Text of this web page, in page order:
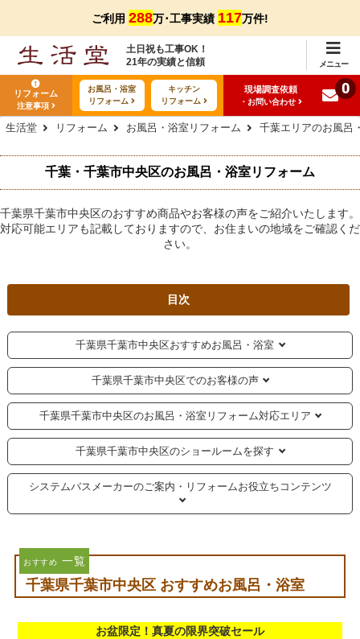
ご利用 288万･工事実績 117万件!
土日祝も工事OK！
21年の実績と信頼
メニュー
リフォーム
注意事項
お風呂・浴室
リフォーム
キッチン
リフォーム
現場調査依頼
・お問い合わせ
0
生活堂 リフォーム お風呂・浴室リフォーム 千葉エリアのお風呂
千葉・千葉市中央区のお風呂・浴室リフォーム
千葉県千葉市中央区のおすすめ商品やお客様の声をご紹介いたします。
対応可能エリアも記載しておりますので、お住まいの地域をご確認くだ
さい。
目次
千葉県千葉市中央区おすすめお風呂・浴室
千葉県千葉市中央区でのお客様の声
千葉県千葉市中央区のお風呂・浴室リフォーム対応エリア
千葉県千葉市中央区のショールームを探す
システムバスメーカーのご案内・リフォームお役立ちコンテンツ
おすすめ 一覧
千葉県千葉市中央区 おすすめお風呂・浴室
お盆限定！真夏の限界突破セール